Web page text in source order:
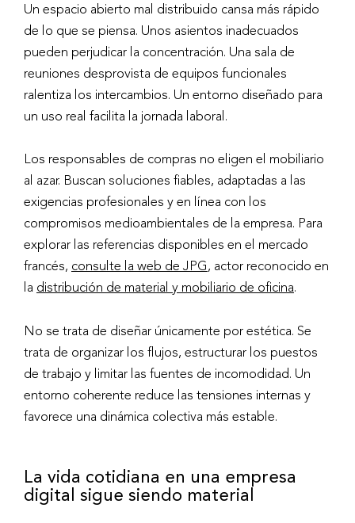
Un espacio abierto mal distribuido cansa más rápido
de lo que se piensa. Unos asientos inadecuados
pueden perjudicar la concentración. Una sala de
reuniones desprovista de equipos funcionales
ralentiza los intercambios. Un entorno diseñado para
un uso real facilita la jornada laboral.
Los responsables de compras no eligen el mobiliario
al azar. Buscan soluciones fiables, adaptadas a las
exigencias profesionales y en línea con los
compromisos medioambientales de la empresa. Para
explorar las referencias disponibles en el mercado
francés, consulte la web de JPG, actor reconocido en
la distribución de material y mobiliario de oficina.
No se trata de diseñar únicamente por estética. Se
trata de organizar los flujos, estructurar los puestos
de trabajo y limitar las fuentes de incomodidad. Un
entorno coherente reduce las tensiones internas y
favorece una dinámica colectiva más estable.
La vida cotidiana en una empresa
digital sigue siendo material